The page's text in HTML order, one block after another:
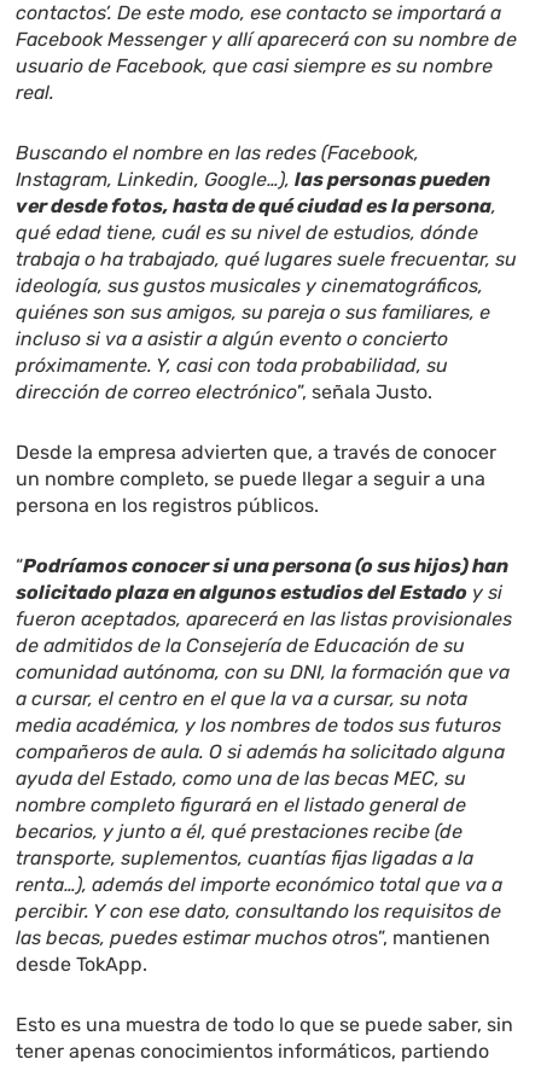
contactos’. De este modo, ese contacto se importará a
Facebook Messenger y allí aparecerá con su nombre de
usuario de Facebook, que casi siempre es su nombre
real.
Buscando el nombre en las redes (Facebook,
Instagram, Linkedin, Google…),las personas pueden
ver desde fotos, hasta de qué ciudad es la persona,
qué edad tiene, cuál es su nivel de estudios, dónde
trabaja o ha trabajado, qué lugares suele frecuentar, su
ideología, sus gustos musicales y cinematográficos,
quiénes son sus amigos, su pareja o sus familiares, e
incluso si va a asistir a algún evento o concierto
próximamente. Y, casi con toda probabilidad, su
dirección de correo electrónico”, señala Justo.
Desde la empresa advierten que, a través de conocer
un nombre completo, se puede llegar a seguir a una
persona en los registros públicos.
“Podríamos conocer si una persona (o sus hijos) han
solicitado plaza en algunos estudios del Estado y si
fueron aceptados, aparecerá en las listas provisionales
de admitidos de la Consejería de Educación de su
comunidad autónoma, con su DNI, la formación que va
a cursar, el centro en el que la va a cursar, su nota
media académica, y los nombres de todos sus futuros
compañeros de aula. O si además ha solicitado alguna
ayuda del Estado, como una de las becas MEC, su
nombre completo figurará en el listado general de
becarios, y junto a él, qué prestaciones recibe (de
transporte, suplementos, cuantías fijas ligadas a la
renta…), además del importe económico total que va a
percibir. Y con ese dato, consultando los requisitos de
las becas, puedes estimar muchos otros”, mantienen
desde TokApp.
Esto es una muestra de todo lo que se puede saber, sin
tener apenas conocimientos informáticos, partiendo